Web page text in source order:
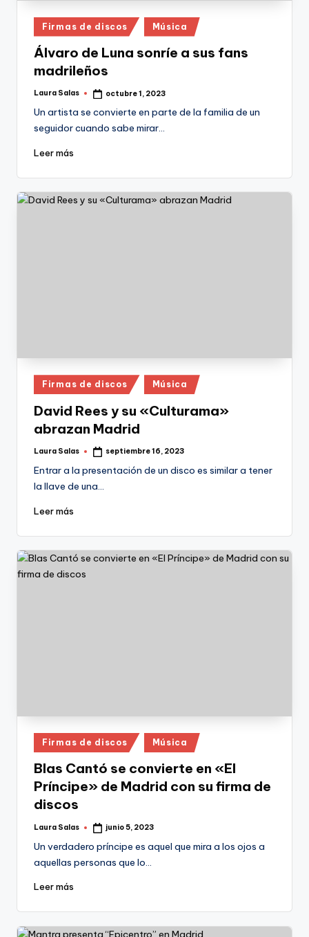
Publicado
en
Firmas de discos Música
Álvaro de Luna sonríe a sus fans
madrileños
Publicado
Laura Salas octubre 1, 2023
Un artista se convierte en parte de la familia de un
seguidor cuando sabe mirar…
Leer más
Publicado
en
Firmas de discos Música
David Rees y su «Culturama»
abrazan Madrid
Publicado
Laura Salas septiembre 16, 2023
Entrar a la presentación de un disco es similar a tener
la llave de una…
Leer más
Publicado
en
Firmas de discos Música
Blas Cantó se convierte en «El
Príncipe» de Madrid con su firma de
discos
Publicado
Laura Salas junio 5, 2023
Un verdadero príncipe es aquel que mira a los ojos a
aquellas personas que lo…
Leer más